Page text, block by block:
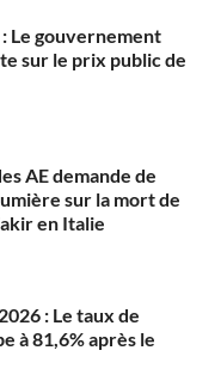
Le gouvernement
sur le prix public de
AE demande de
sur la mort de
en Italie
: Le taux de
à 81,6% après le